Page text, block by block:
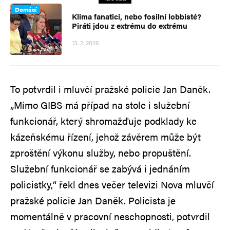
Domácí
Klima fanatici, nebo fosilní lobbisté?
Piráti jdou z extrému do extrému
13. 2. 2026
To potvrdil i mluvčí pražské policie Jan Daněk.
„Mimo GIBS má případ na stole i služební
funkcionář, který shromažďuje podklady ke
kázeňskému řízení, jehož závěrem může být
zproštění výkonu služby, nebo propuštění.
Služební funkcionář se zabývá i jednáním
policistky,“ řekl dnes večer televizi Nova mluvčí
pražské policie Jan Daněk. Policista je
momentálně v pracovní neschopnosti, potvrdil